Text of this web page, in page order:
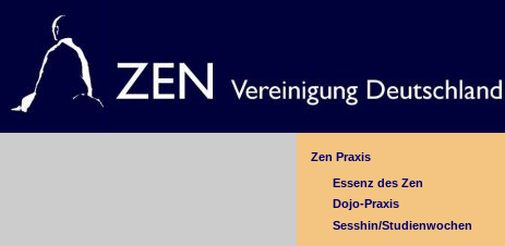
Zen Praxis
Essenz des Zen
Dojo-Praxis
Sesshin/Studienwochen